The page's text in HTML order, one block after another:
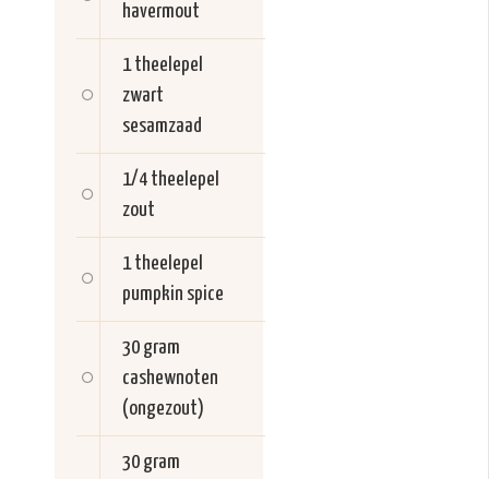
havermout
1 theelepel
zwart
sesamzaad
1/4 theelepel
zout
1 theelepel
pumpkin spice
30 gram
cashewnoten
(ongezout)
30 gram